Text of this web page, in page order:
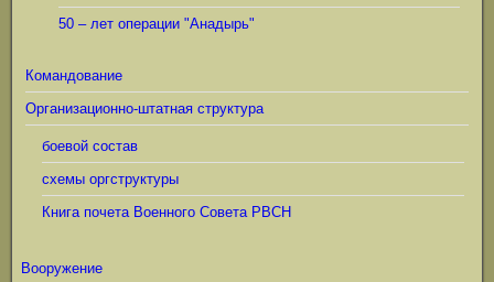
50 – лет операции "Анадырь"
Командование
Организационно-штатная структура
боевой состав
схемы оргструктуры
Книга почета Военного Совета РВСН
Вооружение